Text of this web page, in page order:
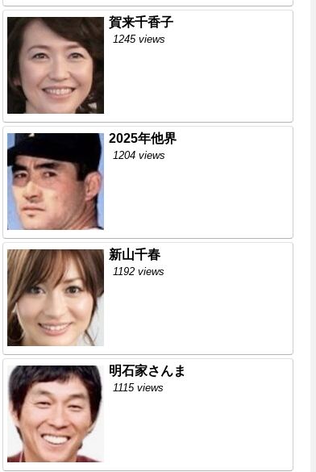
賀来千香子
1245 views
2025年他界
1204 views
新山千春
1192 views
明石家さんま
1115 views